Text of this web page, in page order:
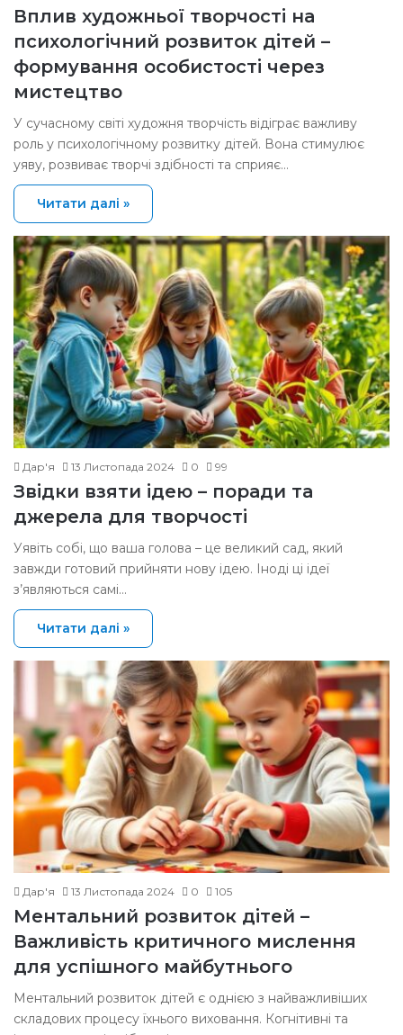
Вплив художньої творчості на
психологічний розвиток дітей –
формування особистості через
мистецтво
У сучасному світі художня творчість відіграє важливу
роль у психологічному розвитку дітей. Вона стимулює
уяву, розвиває творчі здібності та сприяє…
Читати далі »
Дар'я 13 Листопада 2024 0 99
Звідки взяти ідею – поради та
джерела для творчості
Уявіть собі, що ваша голова – це великий сад, який
завжди готовий прийняти нову ідею. Іноді ці ідеї
з’являються самі…
Читати далі »
Дар'я 13 Листопада 2024 0 105
Ментальний розвиток дітей –
Важливість критичного мислення
для успішного майбутнього
Ментальний розвиток дітей є однією з найважливіших
складових процесу їхнього виховання. Когнітивні та